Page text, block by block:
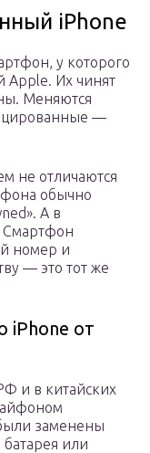
iPhone
у которого
Apple. Их чинят
Меняются
—
не отличаются
обычно
А в
Смартфон
номер и
— это тот же
iPhone от
и в китайских
айфоном
заменены
батарея или